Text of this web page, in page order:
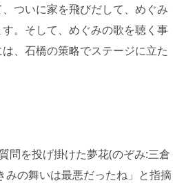
ついに家を飛びだして、めぐみ
。そして、めぐみの歌を聴く事
、石橋の策略でステージに立た
問を投げ掛けた夢花(のぞみ:三倉
みの舞いは最悪だったね」と指摘